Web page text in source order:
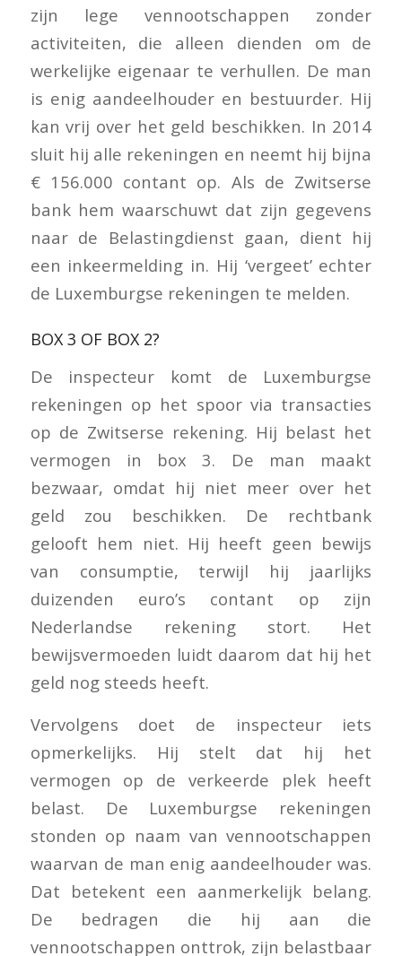
zijn lege vennootschappen zonder
activiteiten, die alleen dienden om de
werkelijke eigenaar te verhullen. De man
is enig aandeelhouder en bestuurder. Hij
kan vrij over het geld beschikken. In 2014
sluit hij alle rekeningen en neemt hij bijna
€ 156.000 contant op. Als de Zwitserse
bank hem waarschuwt dat zijn gegevens
naar de Belastingdienst gaan, dient hij
een inkeermelding in. Hij ‘vergeet’ echter
de Luxemburgse rekeningen te melden.
BOX 3 OF BOX 2?
De inspecteur komt de Luxemburgse
rekeningen op het spoor via transacties
op de Zwitserse rekening. Hij belast het
vermogen in box 3. De man maakt
bezwaar, omdat hij niet meer over het
geld zou beschikken. De rechtbank
gelooft hem niet. Hij heeft geen bewijs
van consumptie, terwijl hij jaarlijks
duizenden euro’s contant op zijn
Nederlandse rekening stort. Het
bewijsvermoeden luidt daarom dat hij het
geld nog steeds heeft.
Vervolgens doet de inspecteur iets
opmerkelijks. Hij stelt dat hij het
vermogen op de verkeerde plek heeft
belast. De Luxemburgse rekeningen
stonden op naam van vennootschappen
waarvan de man enig aandeelhouder was.
Dat betekent een aanmerkelijk belang.
De bedragen die hij aan die
vennootschappen onttrok, zijn belastbaar